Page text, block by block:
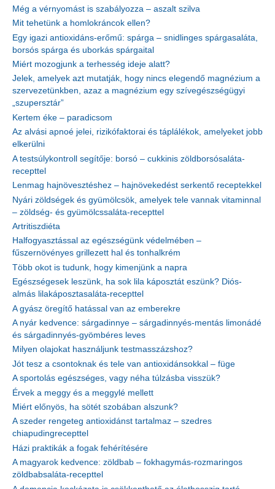
Még a vérnyomást is szabályozza – aszalt szilva
Mit tehetünk a homlokráncok ellen?
Egy igazi antioxidáns-erőmű: spárga – snidlinges spárgasaláta,
borsós spárga és uborkás spárgaital
Miért mozogjunk a terhesség ideje alatt?
Jelek, amelyek azt mutatják, hogy nincs elegendő magnézium a
szervezetünkben, azaz a magnézium egy szívegészségügyi
„szupersztár”
Kertem éke – paradicsom
Az alvási apnoé jelei, rizikófaktorai és táplálékok, amelyeket jobb
elkerülni
A testsúlykontroll segítője: borsó – cukkinis zöldborsósaláta-
recepttel
Lenmag hajnövesztéshez – hajnövekedést serkentő receptekkel
Nyári zöldségek és gyümölcsök, amelyek tele vannak vitaminnal
– zöldség- és gyümölcssaláta-recepttel
Artritiszdiéta
Halfogyasztással az egészségünk védelmében –
fűszernövényes grillezett hal és tonhalkrém
Több okot is tudunk, hogy kimenjünk a napra
Egészségesek leszünk, ha sok lila káposztát eszünk? Diós-
almás lilakáposztasaláta-recepttel
A gyász öregítő hatással van az emberekre
A nyár kedvence: sárgadinnye – sárgadinnyés-mentás limonádé
és sárgadinnyés-gyömbéres leves
Milyen olajokat használjunk testmasszázshoz?
Jót tesz a csontoknak és tele van antioxidánsokkal – füge
A sportolás egészséges, vagy néha túlzásba visszük?
Érvek a meggy és a meggylé mellett
Miért előnyös, ha sötét szobában alszunk?
A szeder rengeteg antioxidánst tartalmaz – szedres
chiapudingrecepttel
Házi praktikák a fogak fehérítésére
A magyarok kedvence: zöldbab – fokhagymás-rozmaringos
zöldbabsaláta-recepttel